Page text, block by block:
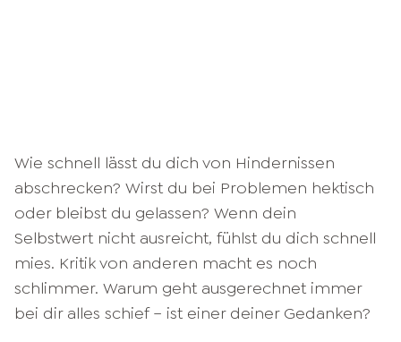
Wie schnell lässt du dich von Hindernissen
abschrecken? Wirst du bei Problemen hektisch
oder bleibst du gelassen? Wenn dein
Selbstwert nicht ausreicht, fühlst du dich schnell
mies. Kritik von anderen macht es noch
schlimmer. Warum geht ausgerechnet immer
bei dir alles schief – ist einer deiner Gedanken?